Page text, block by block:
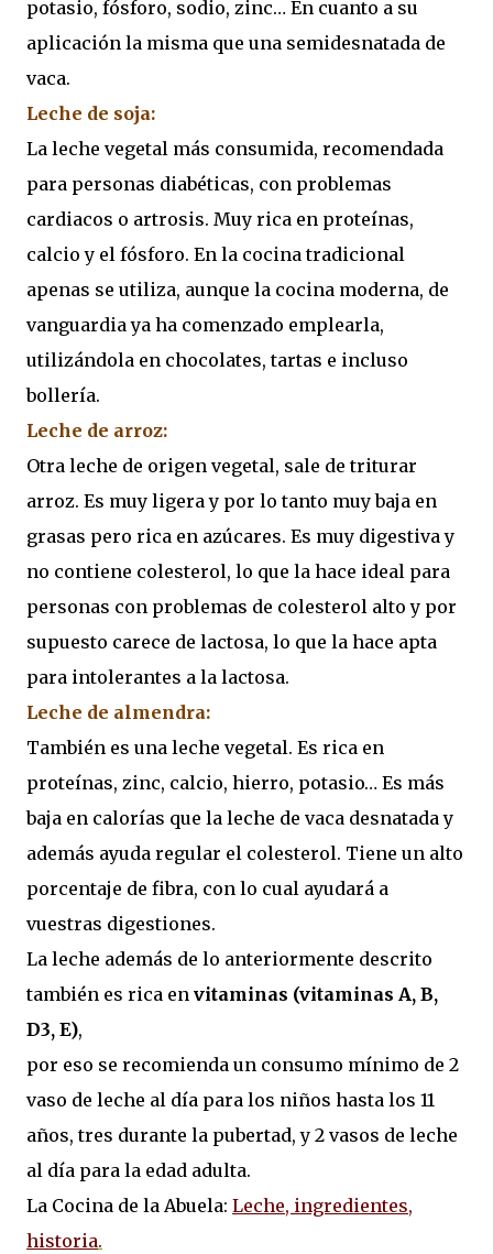
potasio, fósforo, sodio, zinc… En cuanto a su
aplicación la misma que una semidesnatada de
vaca.
Leche de soja:
La leche vegetal más consumida, recomendada
para personas diabéticas, con problemas
cardiacos o artrosis. Muy rica en proteínas,
calcio y el fósforo. En la cocina tradicional
apenas se utiliza, aunque la cocina moderna, de
vanguardia ya ha comenzado emplearla,
utilizándola en chocolates, tartas e incluso
bollería.
Leche de arroz:
Otra leche de origen vegetal, sale de triturar
arroz. Es muy ligera y por lo tanto muy baja en
grasas pero rica en azúcares. Es muy digestiva y
no contiene colesterol, lo que la hace ideal para
personas con problemas de colesterol alto y por
supuesto carece de lactosa, lo que la hace apta
para intolerantes a la lactosa.
Leche de almendra:
También es una leche vegetal. Es rica en
proteínas, zinc, calcio, hierro, potasio… Es más
baja en calorías que la leche de vaca desnatada y
además ayuda regular el colesterol. Tiene un alto
porcentaje de fibra, con lo cual ayudará a
vuestras digestiones.
La leche además de lo anteriormente descrito
también es rica en vitaminas (vitaminas A, B,
D3, E),
por eso se recomienda un consumo mínimo de 2
vaso de leche al día para los niños hasta los 11
años, tres durante la pubertad, y 2 vasos de leche
al día para la edad adulta.
La Cocina de la Abuela: Leche, ingredientes,
historia.